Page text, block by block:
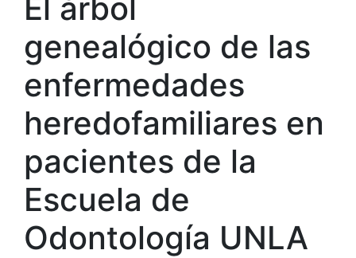
El árbol
genealógico de las
enfermedades
heredofamiliares en
pacientes de la
Escuela de
Odontología UNLA